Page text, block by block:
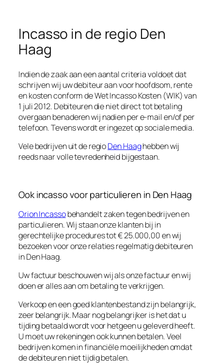
Incasso in de regio Den
Haag
Indien de zaak aan een aantal criteria voldoet dat
schrijven wij uw debiteur aan voor hoofdsom, rente
en kosten conform de Wet Incasso Kosten (WIK) van
1 juli 2012. Debiteuren die niet direct tot betaling
overgaan benaderen wij nadien per e-mail en/of per
telefoon. Tevens wordt er ingezet op sociale media.
Vele bedrijven uit de regioDen Haaghebben wij
reeds naar volle tevredenheid bijgestaan.
Ook incasso voor particulieren in Den Haag
Orion Incassobehandelt zaken tegen bedrijven en
particulieren. Wij staan onze klanten bij in
gerechtelijke procedures tot € 25.000,00 en wij
bezoeken voor onze relaties regelmatig debiteuren
in Den Haag.
Uw factuur beschouwen wij als onze factuur en wij
doen er alles aan om betaling te verkrijgen.
Verkoop en een goed klantenbestand zijn belangrijk,
zeer belangrijk. Maar nog belangrijker is het dat u
tijding betaald wordt voor hetgeen u geleverd heeft.
U moet uw rekeningen ook kunnen betalen. Veel
bedrijven komen in financiële moeilijkheden omdat
de debiteuren niet tijdig betalen.